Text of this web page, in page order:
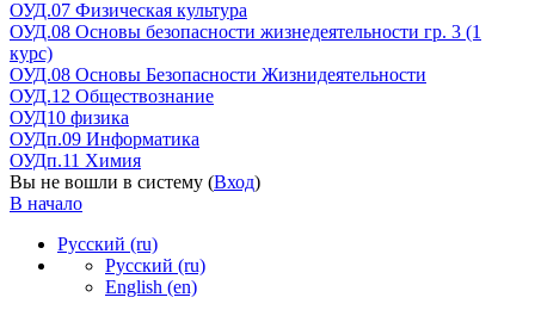
ОУД.07 Физическая культура
ОУД.08 Основы безопасности жизнедеятельности гр. 3 (1
курс)
ОУД.08 Основы Безопасности Жизнидеятельности
ОУД.12 Обществознание
ОУД10 физика
ОУДп.09 Информатика
ОУДп.11 Химия
Вы не вошли в систему (Вход)
В начало
Русский ‎(ru)‎
Русский ‎(ru)‎
English ‎(en)‎